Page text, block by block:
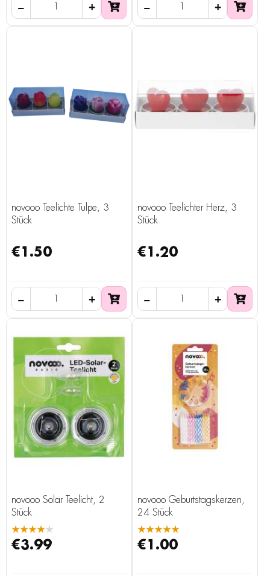
novooo Teelichte Tulpe, 3
Stück
€1.50
novooo Teelichter Herz, 3
Stück
€1.20
novooo Solar Teelicht, 2
Stück
★★★★★
€3.99
novooo Geburtstagskerzen,
24 Stück
★★★★★
€1.00